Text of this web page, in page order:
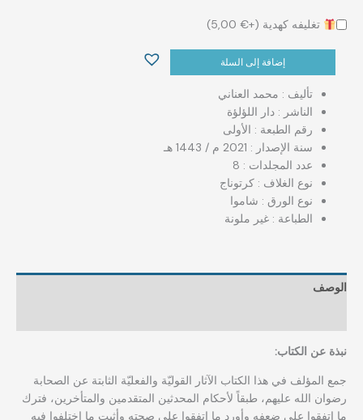
تغليفه كهدية (+ 5,00€
)
إضافة إلى السلة
تأليف : محمد العناني
الناشر : دار اللؤلؤة
رقم الطبعة : الأولى
سنة الإصدار : 2021 م / 1443 هـ
عدد المجلدات : 8
نوع الغلاف : كرتوناج
نوع الورق : شاموا
الطباعة : غير ملونة
الوصف
نبذة عن الكتاب:
جمع المؤلف في هذا الكتاب الآثار القوليّة والفعليّة الثابتة عن الصحابة
رضوان الله عليهم، طبقاً لأحكام المحدثين المتقدمين والمتأخرين، فترك
ما اتفقوا على ضعفه وأورد ما اتفقوا على صحته وأثبت ما اختلفوا فيه